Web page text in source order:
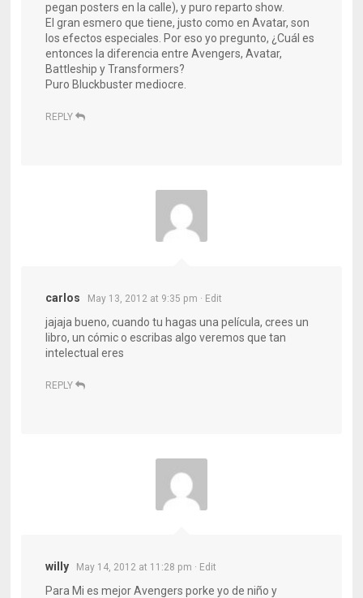
pegan posters en la calle), y puro reparto show.
El gran esmero que tiene, justo como en Avatar, son
los efectos especiales. Por eso yo pregunto, ¿Cuál es
entonces la diferencia entre Avengers, Avatar,
Battleship y Transformers?
Puro Bluckbuster mediocre.
REPLY
carlos May 13, 2012 at 9:35 pm · Edit
jajaja bueno, cuando tu hagas una película, crees un
libro, un cómic o escribas algo veremos que tan
intelectual eres
REPLY
willy May 14, 2012 at 11:28 pm · Edit
Para Mi es mejor Avengers porke yo de niño y